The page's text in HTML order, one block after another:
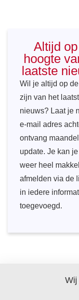
Altijd
hoogte
laatste
Wil je altijd op
zijn van het
nieuws? Laat je
e-mail adres
ontvang
update. Je kan
weer heel
afmelden via de
in iedere
toegevoegd.
Wij